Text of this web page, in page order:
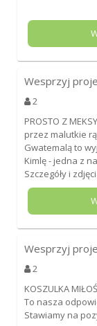
Wesprzyj
2
PROSTO Z
przez malutkie
Gwatemalą to
Kimlę - jedna z
Szczegóły i
Wesprzyj
2
KOSZULKA
To nasza
Stawiamy na